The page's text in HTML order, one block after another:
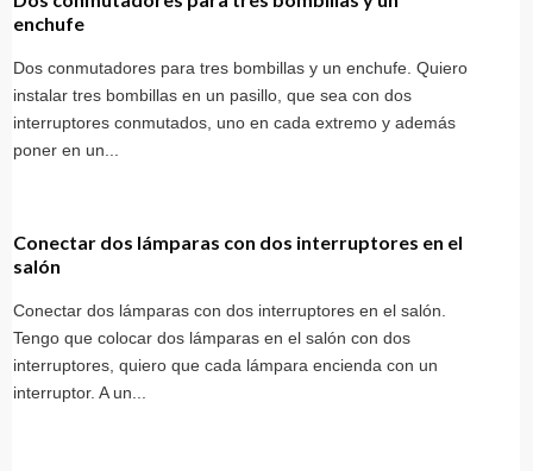
enchufe
Dos conmutadores para tres bombillas y un enchufe. Quiero
instalar tres bombillas en un pasillo, que sea con dos
interruptores conmutados, uno en cada extremo y además
poner en un...
Conectar dos lámparas con dos interruptores en el
salón
Conectar dos lámparas con dos interruptores en el salón.
Tengo que colocar dos lámparas en el salón con dos
interruptores, quiero que cada lámpara encienda con un
interruptor. A un...